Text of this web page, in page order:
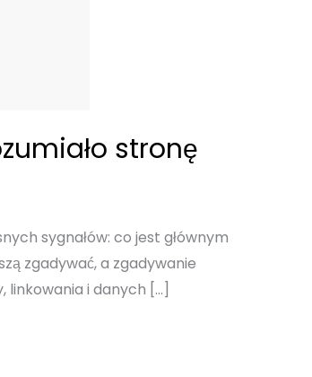
stronę
sygnałów: co jest głównym
zgadywać, a zgadywanie
linkowania i danych […]